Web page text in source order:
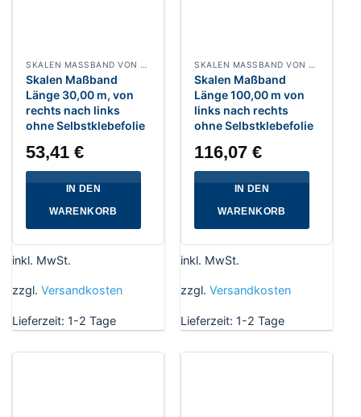
Skalen Maßband
Länge 30,00 m, von
rechts nach links
ohne Selbstklebefolie
53,41€
IN DEN
WARENKORB
inkl. MwSt.
zzgl. Versandkosten
Lieferzeit: 1-2 Tage
Skalen Maßband
Länge 100,00 m von
links nach rechts
ohne Selbstklebefolie
116,07€
IN DEN
WARENKORB
inkl. MwSt.
zzgl. Versandkosten
Lieferzeit: 1-2 Tage